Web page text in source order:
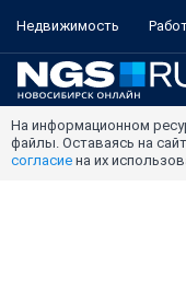
Недвижимость
На информационном
файлы. Оставаясь на
согласие на их